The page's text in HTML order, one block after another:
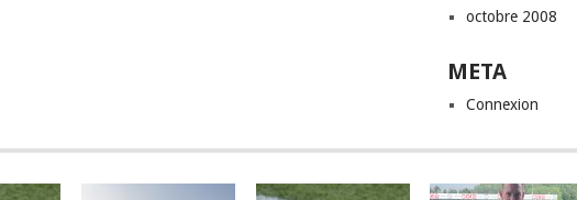
octobre 2008
META
Connexion